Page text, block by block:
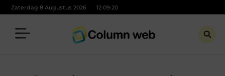
Zaterdag 8 Augustus 2026 12:09:21